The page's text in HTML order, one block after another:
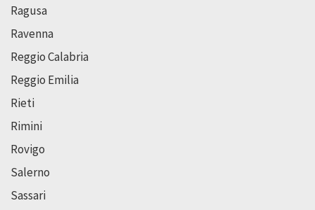
Ragusa
Ravenna
Reggio Calabria
Reggio Emilia
Rieti
Rimini
Rovigo
Salerno
Sassari